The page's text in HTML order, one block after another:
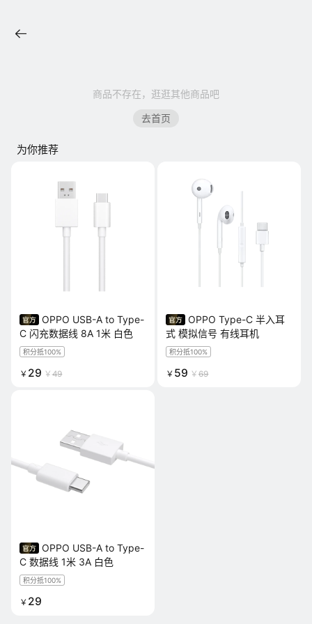
商品不存在，逛逛其他商品吧
去首页
为你推荐
OPPO USB-A to Type-
C 闪充数据线 8A 1米 白色
积分抵100%
￥ 29 ￥ 49
OPPO Type-C 半入耳
式 模拟信号 有线耳机
积分抵100%
￥ 59 ￥ 69
OPPO USB-A to Type-
C 数据线 1米 3A 白色
积分抵100%
￥ 29